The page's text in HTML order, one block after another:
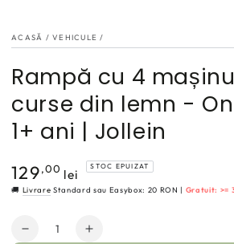
ACASĂ / VEHICULE /
Rampă cu 4
curse din lemn - On
1+ ani | Jollein
Preț
normal
129,00 lei
STOC EPUIZAT
🚚 Livrare Standard sau Easybox: 20 RON | Gratuit: >=
Cantitate
Reduce
Crește